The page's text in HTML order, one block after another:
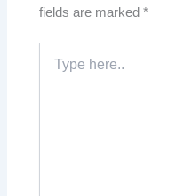
fields are marked*
here..